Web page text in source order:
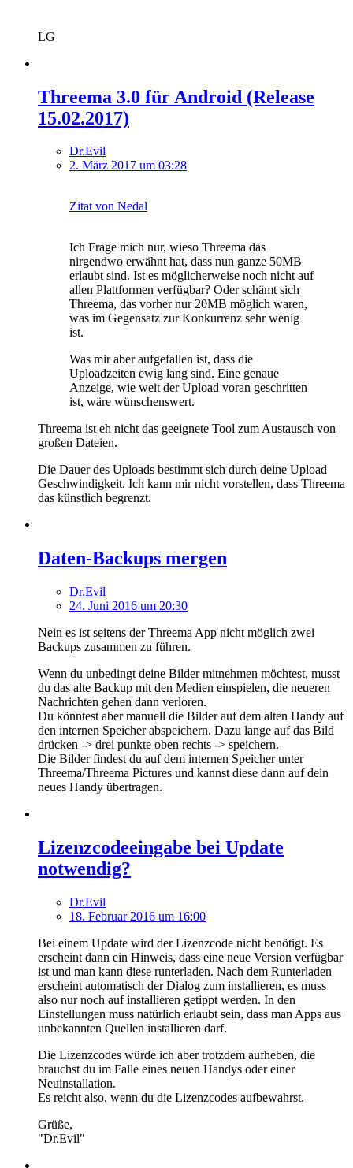
LG
Threema 3.0 für Android (Release
15.02.2017)
Dr.Evil
2. März 2017 um 03:28
Zitat von Nedal
Ich Frage mich nur, wieso Threema das
nirgendwo erwähnt hat, dass nun ganze 50MB
erlaubt sind. Ist es möglicherweise noch nicht auf
allen Plattformen verfügbar? Oder schämt sich
Threema, das vorher nur 20MB möglich waren,
was im Gegensatz zur Konkurrenz sehr wenig
ist.
Was mir aber aufgefallen ist, dass die
Uploadzeiten ewig lang sind. Eine genaue
Anzeige, wie weit der Upload voran geschritten
ist, wäre wünschenswert.
Threema ist eh nicht das geeignete Tool zum Austausch von
großen Dateien.
Die Dauer des Uploads bestimmt sich durch deine Upload
Geschwindigkeit. Ich kann mir nicht vorstellen, dass Threema
das künstlich begrenzt.
Daten-Backups mergen
Dr.Evil
24. Juni 2016 um 20:30
Nein es ist seitens der Threema App nicht möglich zwei
Backups zusammen zu führen.
Wenn du unbedingt deine Bilder mitnehmen möchtest, musst
du das alte Backup mit den Medien einspielen, die neueren
Nachrichten gehen dann verloren.
Du könntest aber manuell die Bilder auf dem alten Handy auf
den internen Speicher abspeichern. Dazu lange auf das Bild
drücken -> drei punkte oben rechts -> speichern.
Die Bilder findest du auf dem internen Speicher unter
Threema/Threema Pictures und kannst diese dann auf dein
neues Handy übertragen.
Lizenzcodeeingabe bei Update
notwendig?
Dr.Evil
18. Februar 2016 um 16:00
Bei einem Update wird der Lizenzcode nicht benötigt. Es
erscheint dann ein Hinweis, dass eine neue Version verfügbar
ist und man kann diese runterladen. Nach dem Runterladen
erscheint automatisch der Dialog zum installieren, es muss
also nur noch auf installieren getippt werden. In den
Einstellungen muss natürlich erlaubt sein, dass man Apps aus
unbekannten Quellen installieren darf.
Die Lizenzcodes würde ich aber trotzdem aufheben, die
brauchst du im Falle eines neuen Handys oder einer
Neuinstallation.
Es reicht also, wenn du die Lizenzcodes aufbewahrst.
Grüße,
"Dr.Evil"